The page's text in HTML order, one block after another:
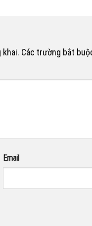
khai. Các trường bắt
Email